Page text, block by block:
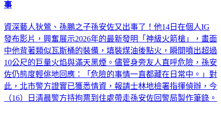
事
資深藝人狄鶯、孫鵬之子孫安佐又出事了！他14日在個人IG
發布影片，興奮展示2026年的最新發明「神級火箭槍」，畫面
中他背著類似瓦斯桶的裝備，填裝煤油後點火，瞬間噴出超過
10公尺的巨量火焰與滿天黑煙。儘管身旁友人直呼危險，孫安
佐仍態度輕佻地回應：「危險的事情一直都藏在日常中。」對
此，北市警方證實已獲悉情資，報請士林地檢署指揮偵辦，今
（16）日清晨警方持拘票到住處帶走孫安佐回警局製作筆錄。